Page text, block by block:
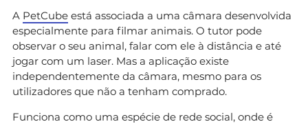
A PetCube está associada a uma câmara desenvolvida
especialmente para filmar animais. O tutor pode
observar o seu animal, falar com ele à distância e até
jogar com um laser. Mas a aplicação existe
independentemente da câmara, mesmo para os
utilizadores que não a tenham comprado.
Funciona como uma espécie de rede social, onde é